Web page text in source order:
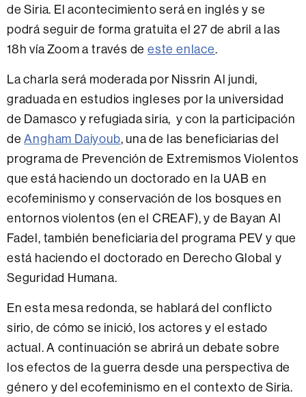
de Siria. El acontecimiento será en inglés y se
podrá seguir de forma gratuita el 27 de abril a las
18h vía Zoom a través deeste enlace.
La charla será moderada por Nissrin Al jundi,
graduada en estudios ingleses por la universidad
de Damasco y refugiada siria, y con la participación
deAngham Daiyoub, una de las beneficiarias del
programa de Prevención de Extremismos Violentos
que está haciendo un doctorado en la UAB en
ecofeminismo y conservación de los bosques en
entornos violentos (en el CREAF), y de Bayan Al
Fadel, también beneficiaria del programa PEV y que
está haciendo el doctorado en Derecho Global y
Seguridad Humana.
En esta mesa redonda, se hablará del conflicto
sirio, de cómo se inició, los actores y el estado
actual. A continuación se abrirá un debate sobre
los efectos de la guerra desde una perspectiva de
género y del ecofeminismo en el contexto de Siria.